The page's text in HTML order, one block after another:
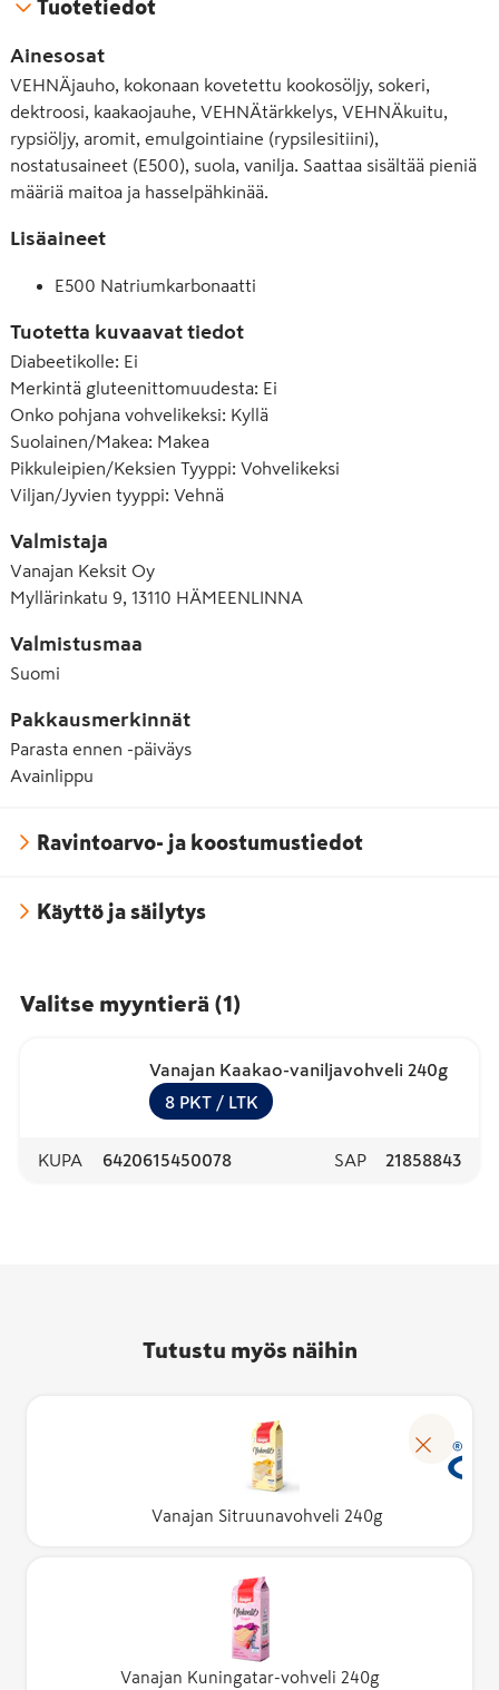
Tuotetiedot
Ainesosat
VEHNÄjauho, kokonaan kovetettu kookosöljy, sokeri,
dektroosi, kaakaojauhe, VEHNÄtärkkelys, VEHNÄkuitu,
rypsiöljy, aromit, emulgointiaine (rypsilesitiini),
nostatusaineet (E500), suola, vanilja. Saattaa sisältää pieniä
määriä maitoa ja hasselpähkinää.
Lisäaineet
E500 Natriumkarbonaatti
Tuotetta kuvaavat tiedot
Diabeetikolle: Ei
Merkintä gluteenittomuudesta: Ei
Onko pohjana vohvelikeksi: Kyllä
Suolainen/Makea: Makea
Pikkuleipien/Keksien Tyyppi: Vohvelikeksi
Viljan/Jyvien tyyppi: Vehnä
Valmistaja
Vanajan Keksit Oy
Myllärinkatu 9, 13110 HÄMEENLINNA
Valmistusmaa
Suomi
Pakkausmerkinnät
Parasta ennen -päiväys
Avainlippu
Ravintoarvo- ja koostumustiedot
Käyttö ja säilytys
Valitse myyntierä (1 )
Vanajan Kaakao-vaniljavohveli 240g
8 PKT / LTK
KUPA 6420615450078 SAP 21858843
Tutustu myös näihin
Vanajan Sitruunavohveli 240g
Vanajan Kuningatar-vohveli 240g